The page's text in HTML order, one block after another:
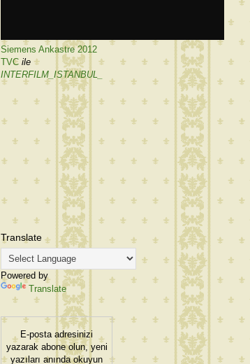
Siemens Ankastre 2012
TVC ile
INTERFILM_ISTANBUL_
Translate
Powered by
Translate
E-posta adresinizi
yazarak abone olun, yeni
yazıları anında okuyun